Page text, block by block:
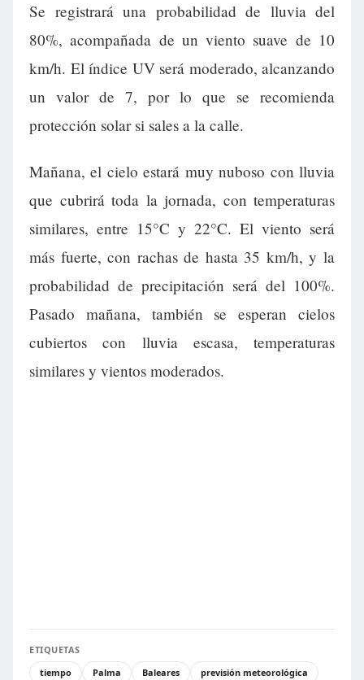
Se registrará una probabilidad de lluvia del
80%, acompañada de un viento suave de 10
km/h. El índice UV será moderado, alcanzando
un valor de 7, por lo que se recomienda
protección solar si sales a la calle.
Mañana, el cielo estará muy nuboso con lluvia
que cubrirá toda la jornada, con temperaturas
similares, entre 15°C y 22°C. El viento será
más fuerte, con rachas de hasta 35 km/h, y la
probabilidad de precipitación será del 100%.
Pasado mañana, también se esperan cielos
cubiertos con lluvia escasa, temperaturas
similares y vientos moderados.
ETIQUETAS
tiempo
Palma Baleares
previsión meteorológica